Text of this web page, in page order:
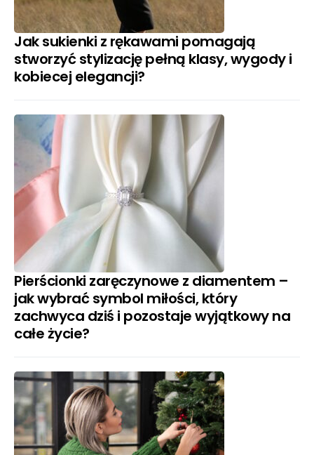
Jak sukienki z rękawami pomagają
stworzyć stylizację pełną klasy, wygody i
kobiecej elegancji?
Pierścionki zaręczynowe z diamentem –
jak wybrać symbol miłości, który
zachwyca dziś i pozostaje wyjątkowy na
całe życie?